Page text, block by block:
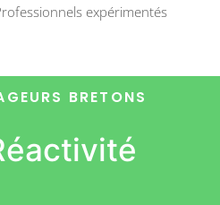
expérimentés
BRETONS